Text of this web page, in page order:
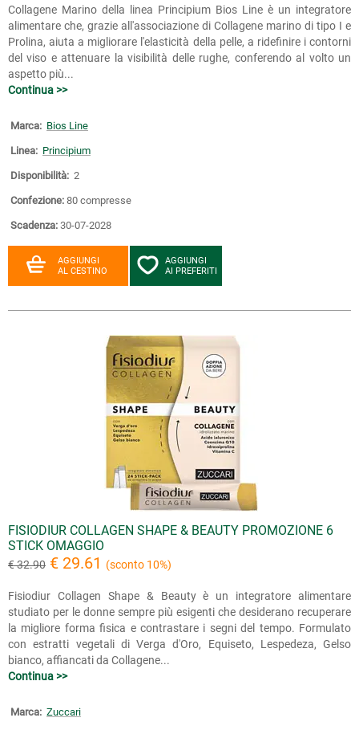
Collagene Marino della linea Principium Bios Line è un integratore
alimentare che, grazie all'associazione di Collagene marino di tipo I e
Prolina, aiuta a migliorare l'elasticità della pelle, a ridefinire i contorni
del viso e attenuare la visibilità delle rughe, conferendo al volto un
aspetto più...
Continua >>
Marca: Bios Line
Linea: Principium
Disponibilità: 2
Confezione: 80 compresse
Scadenza: 30-07-2028
AGGIUNGI
AL CESTINO
AGGIUNGI
AI PREFERITI
FISIODIUR COLLAGEN SHAPE & BEAUTY PROMOZIONE 6
STICK OMAGGIO
€ 32.90 € 29.61 (sconto 10%)
Fisiodiur Collagen Shape & Beauty è un integratore alimentare
studiato per le donne sempre più esigenti che desiderano recuperare
la migliore forma fisica e contrastare i segni del tempo. Formulato
con estratti vegetali di Verga d'Oro, Equiseto, Lespedeza, Gelso
bianco, affiancati da Collagene...
Continua >>
Marca: Zuccari